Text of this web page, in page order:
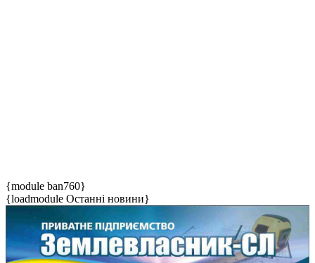
{module ban760}
{loadmodule Останні новини}